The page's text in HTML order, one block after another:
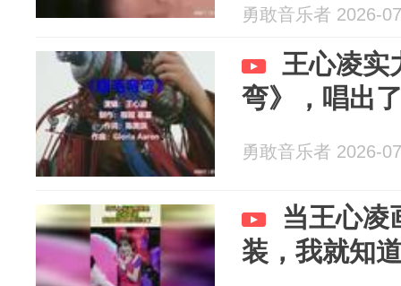
勇敢音乐者 2026-
王心凌实
弯》，唱出
勇敢音乐者 2026-
当王心凌
装，我就知